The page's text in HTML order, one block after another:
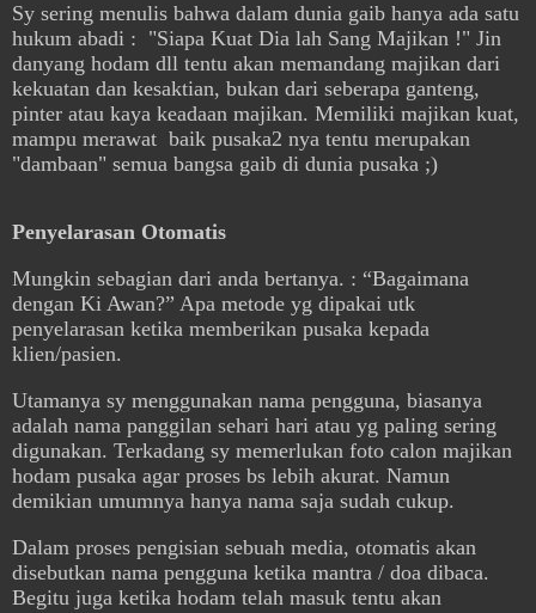
Sy sering menulis bahwa dalam dunia gaib hanya ada satu
hukum abadi : "Siapa Kuat Dia lah Sang Majikan !" Jin
danyang hodam dll tentu akan memandang majikan dari
kekuatan dan kesaktian, bukan dari seberapa ganteng,
pinter atau kaya keadaan majikan. Memiliki majikan kuat,
mampu merawat baik pusaka2 nya tentu merupakan
"dambaan" semua bangsa gaib di dunia pusaka ;)
Penyelarasan Otomatis
Mungkin sebagian dari anda bertanya. : “Bagaimana
dengan Ki Awan?” Apa metode yg dipakai utk
penyelarasan ketika memberikan pusaka kepada
klien/pasien.
Utamanya sy menggunakan nama pengguna, biasanya
adalah nama panggilan sehari hari atau yg paling sering
digunakan. Terkadang sy memerlukan foto calon majikan
hodam pusaka agar proses bs lebih akurat. Namun
demikian umumnya hanya nama saja sudah cukup.
Dalam proses pengisian sebuah media, otomatis akan
disebutkan nama pengguna ketika mantra / doa dibaca.
Begitu juga ketika hodam telah masuk tentu akan